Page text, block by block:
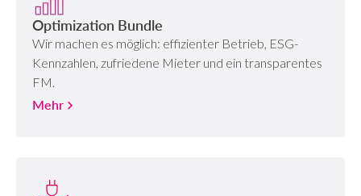
Optimization Bundle
Wir machen es möglich: effizienter Betrieb, ESG-
Kennzahlen, zufriedene Mieter und ein transparentes
FM.
Mehr